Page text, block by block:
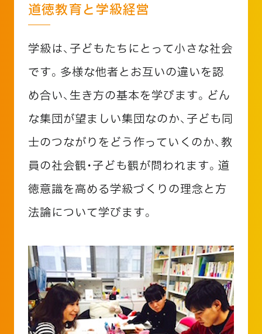
道徳教育と学級経営
学級は、子どもたちにとって小さな社会
です。多様な他者とお互いの違いを認
め合い、生き方の基本を学びます。どん
な集団が望ましい集団なのか、子ども同
士のつながりをどう作っていくのか、教
員の社会観・子ども観が問われます。道
徳意識を高める学級づくりの理念と方
法論について学びます。